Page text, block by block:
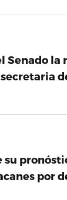
Senado la
su
por